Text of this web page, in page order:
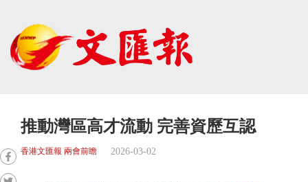
推動灣區高才流動 完善資歷互認
香港文匯報 兩會前瞻 2026-03-02